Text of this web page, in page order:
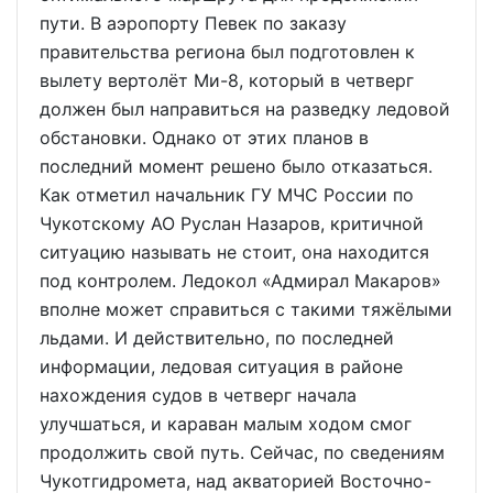
пути. В аэропорту Певек по заказу
правительства региона был подготовлен к
вылету вертолёт Ми-8, который в четверг
должен был направиться на разведку ледовой
обстановки. Однако от этих планов в
последний момент решено было отказаться.
Как отметил начальник ГУ МЧС России по
Чукотскому АО Руслан Назаров, критичной
ситуацию называть не стоит, она находится
под контролем. Ледокол «Адмирал Макаров»
вполне может справиться с такими тяжёлыми
льдами. И действительно, по последней
информации, ледовая ситуация в районе
нахождения судов в четверг начала
улучшаться, и караван малым ходом смог
продолжить свой путь. Сейчас, по сведениям
Чукотгидромета, над акваторией Восточно-